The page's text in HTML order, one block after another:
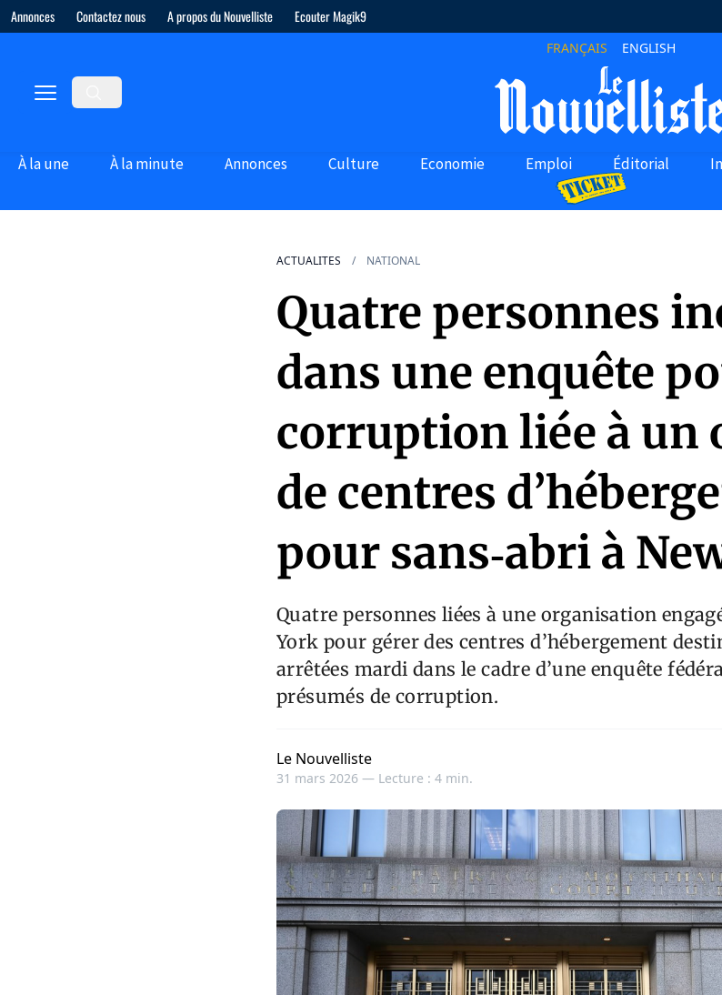
Annonces Contactez nous A propos du Nouvelliste Ecouter Magik9
FRANÇAIS ENGLISH
À la une À la minute Annonces Culture Economie Emploi Éditorial
ACTUALITES NATIONAL
Quatre personnes
dans une enquête
corruption liée à un
de centres
pour sans‑abri à
Quatre personnes liées à une organisation
York pour gérer des centres d’hébergement
arrêtées mardi dans le cadre d’une enquête
présumés de corruption.
Le Nouvelliste
31 mars 2026 — Lecture : 4 min.